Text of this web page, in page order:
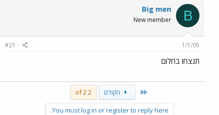
ס
ם
ת
י
B
Big men
New member
1/1/05
#21
תנצחו בחלום
First הקודם 2 of 2
You must log in or register to reply here.